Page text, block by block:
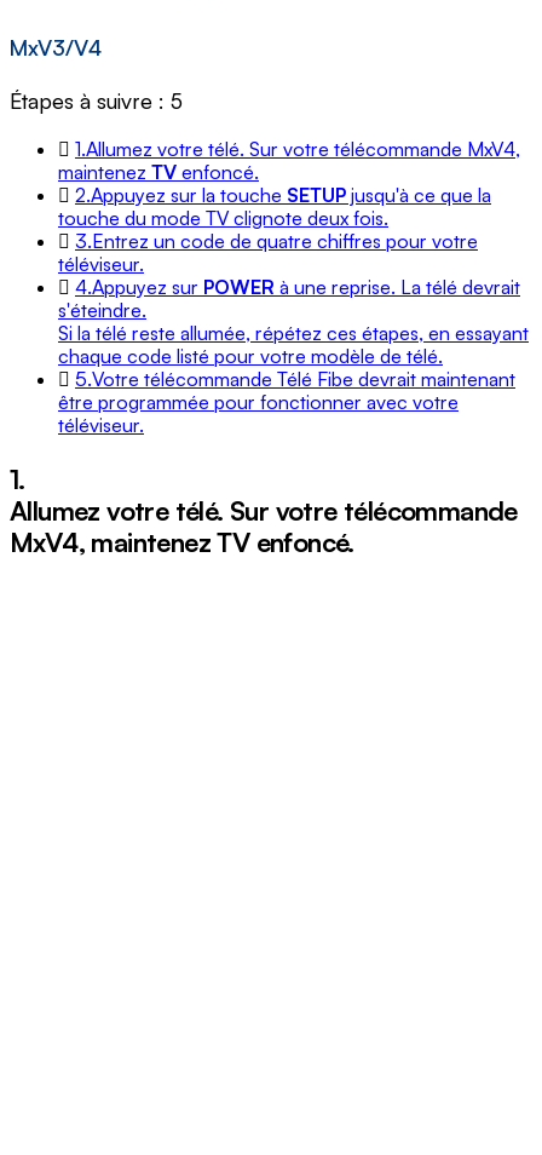
MxV3/V4
Étapes à suivre : 5
1.Allumez votre télé. Sur votre télécommande MxV4,
maintenez TV enfoncé.
2.Appuyez sur la touche SETUP jusqu'à ce que la
touche du mode TV clignote deux fois.
3.Entrez un code de quatre chiffres pour votre
téléviseur.
4.Appuyez sur POWER à une reprise. La télé devrait
s'éteindre.
Si la télé reste allumée, répétez ces étapes, en essayant
chaque code listé pour votre modèle de télé.
5.Votre télécommande Télé Fibe devrait maintenant
être programmée pour fonctionner avec votre
téléviseur.
1.
Allumez votre télé. Sur votre télécommande
MxV4, maintenezTVenfoncé.